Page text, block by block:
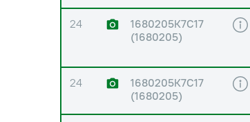
24
1680205К7С17
(1680205)
24
1680205К7С17
(1680205)